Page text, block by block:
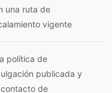
una ruta de
vigente
política de
publicada y
de